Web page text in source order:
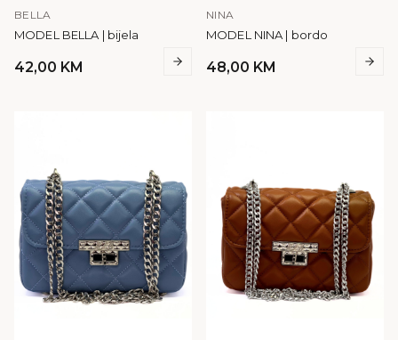
BELLA
MODEL BELLA | bijela
42,00 KM
NINA
MODEL NINA | bordo
48,00 KM